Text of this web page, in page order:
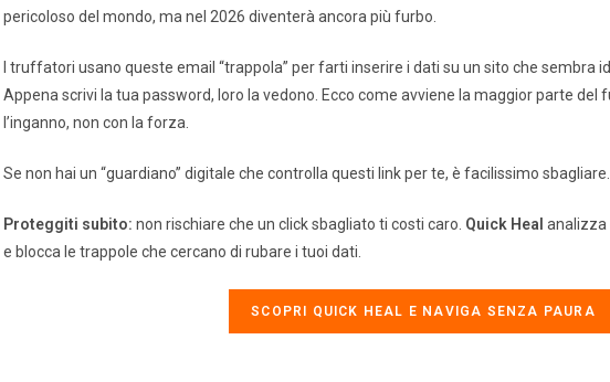
pericoloso del mondo, ma nel 2026 diventerà ancora più furbo.
I truffatori usano queste email “trappola” per farti inserire i dati su un sito che sembra
Appena scrivi la tua password, loro la vedono. Ecco come avviene la maggior parte del
l’inganno, non con la forza.
Se non hai un “guardiano” digitale che controlla questi link per te, è facilissimo sbagliare.
Proteggiti subito: non rischiare che un click sbagliato ti costi caro. Quick Heal analizza
e blocca le trappole che cercano di rubare i tuoi dati.
SCOPRI QUICK HEAL E NAVIGA SENZA PAURA